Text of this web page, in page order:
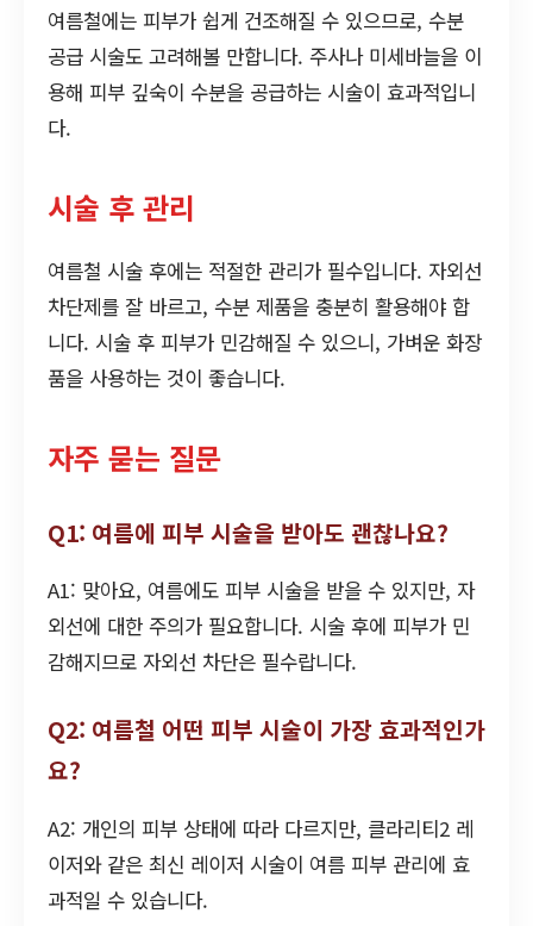
여름철에는 피부가 쉽게 건조해질 수 있으므로, 수분
공급 시술도 고려해볼 만합니다. 주사나 미세바늘을 이
용해 피부 깊숙이 수분을 공급하는 시술이 효과적입니
다.
시술 후 관리
여름철 시술 후에는 적절한 관리가 필수입니다. 자외선
차단제를 잘 바르고, 수분 제품을 충분히 활용해야 합
니다. 시술 후 피부가 민감해질 수 있으니, 가벼운 화장
품을 사용하는 것이 좋습니다.
자주 묻는 질문
Q1: 여름에 피부 시술을 받아도 괜찮나요?
A1: 맞아요, 여름에도 피부 시술을 받을 수 있지만, 자
외선에 대한 주의가 필요합니다. 시술 후에 피부가 민
감해지므로 자외선 차단은 필수랍니다.
Q2: 여름철 어떤 피부 시술이 가장 효과적인가
요?
A2: 개인의 피부 상태에 따라 다르지만, 클라리티2 레
이저와 같은 최신 레이저 시술이 여름 피부 관리에 효
과적일 수 있습니다.